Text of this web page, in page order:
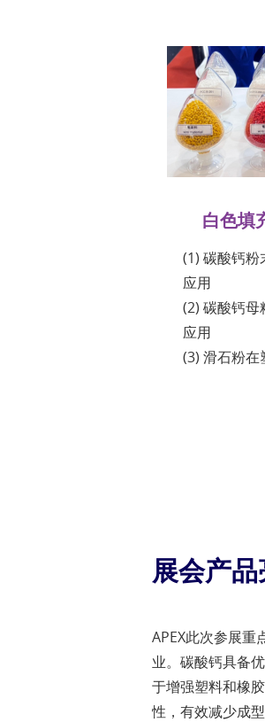
白色填
(1) 碳酸钙粉
应用
(2) 碳酸钙母
应用
(3) 滑石粉在
展会产
APEX此次参展
业。碳酸钙具备
于增强塑料和橡
性，有效减少成